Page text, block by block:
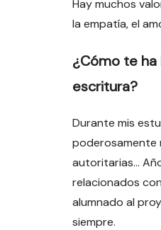
Hay muchos
la empatía, el
¿Cómo te
escritura?
Durante mis
poderosamente
autoritarias…
relacionados
alumnado al
siempre.